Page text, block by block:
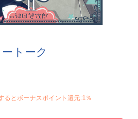
トーク
るとボーナスポイント還元:1％